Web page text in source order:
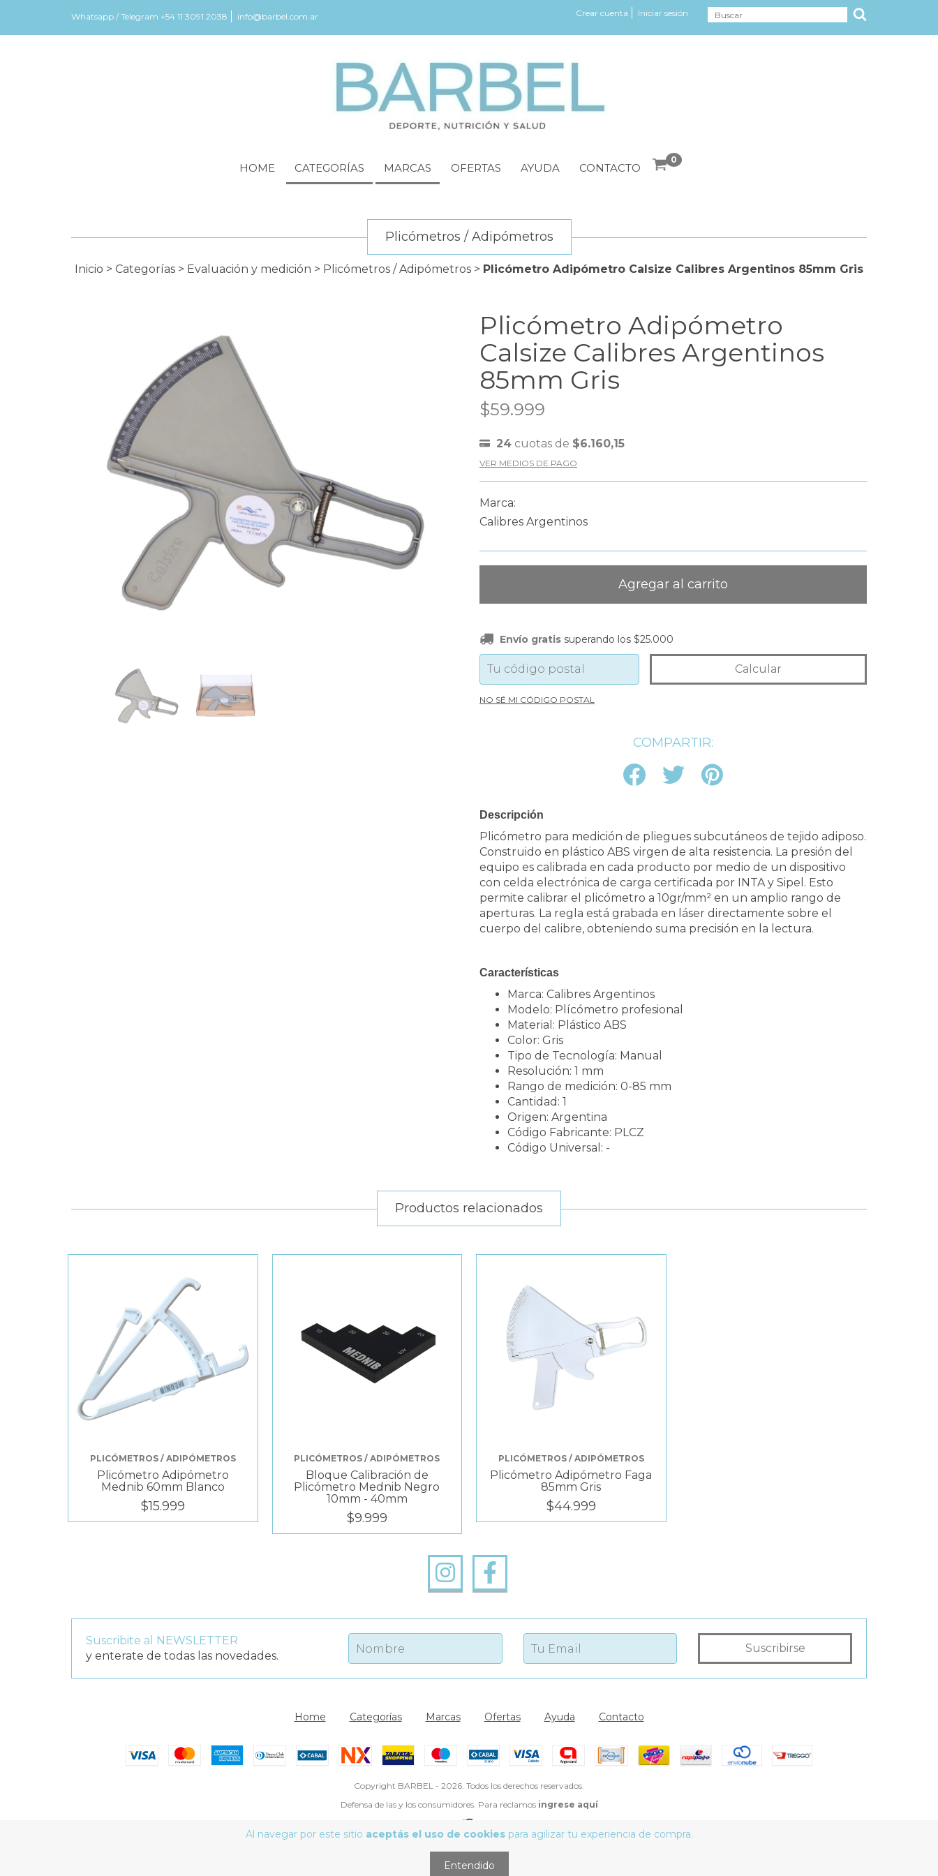
Whatsapp / Telegram +54 11 3091 2038 info@barbel.com.ar Crear cuenta Iniciar sesión
Al navegar por este sitio aceptás el uso de cookiespara agilizar tu experiencia de compra.
Entendido
HOME CATEGORÍAS MARCAS OFERTAS AYUDA CONTACTO
0
Plicómetros / Adipómetros
Inicio > Categorías > Evaluación y medición > Plicómetros / Adipómetros > Plicómetro Adipómetro Calsize Calibres Argentinos 85mm Gris
Plicómetro Adipómetro
Calsize Calibres Argentinos
85mm Gris
$59.999
24 cuotas de $6.160,15
VER MEDIOS DE PAGO
Marca:
Calibres Argentinos
Envío gratissuperando los
Entregas para el CP: Cambiar CP
Envío gratis superando los $25.000
Calcular
NO SÉ MI CÓDIGO POSTAL
COMPARTIR:
Descripción
Plicómetro para medición de pliegues subcutáneos de tejido adiposo.
Construido en plástico ABS virgen de alta resistencia. La presión del
equipo es calibrada en cada producto por medio de un dispositivo
con celda electrónica de carga certificada por INTA y Sipel. Esto
permite calibrar el plicómetro a 10gr/mm² en un amplio rango de
aperturas. La regla está grabada en láser directamente sobre el
cuerpo del calibre, obteniendo suma precisión en la lectura.
Características
Marca: Calibres Argentinos
Modelo: Plícómetro profesional
Material: Plástico ABS
Color: Gris
Tipo de Tecnología: Manual
Resolución: 1 mm
Rango de medición: 0-85 mm
Cantidad: 1
Origen: Argentina
Código Fabricante: PLCZ
Código Universal: -
Productos relacionados
PLICÓMETROS / ADIPÓMETROS
Plicómetro Adipómetro
Mednib 60mm Blanco
$15.999
PLICÓMETROS / ADIPÓMETROS
Bloque Calibración de
Plicómetro Mednib Negro
10mm - 40mm
$9.999
PLICÓMETROS / ADIPÓMETROS
Plicómetro Adipómetro Faga
85mm Gris
$44.999
Suscribite al NEWSLETTER
y enterate de todas las novedades.
Home Categorías Marcas Ofertas Ayuda Contacto
Copyright BARBEL - 2026. Todos los derechos reservados.
Defensa de las y los consumidores. Para reclamos ingrese aquí